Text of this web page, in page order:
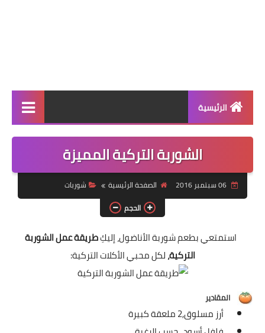
الرئيسية
الرئيسية
أطباق ووجبات
أطباق رئيسية
أطباق جانبية
مقبلات
شوربات
الشوربة التركية المميزة
06 سبتمبر 2016 الصفحة الرئيسية
شوربات
الحجم
استمتعي بطعم شوربة الأناضول، إليكِطريقة عمل الشوربة
التركية،لكل محبي الأكلات التركية:
المقادير
أرز مسلوق,2 ملعقة كبيرة